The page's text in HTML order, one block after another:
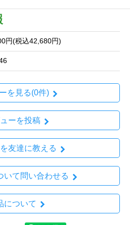
円(税込42,680円)
を見る(0件)
ーを投稿
友達に教える
いて問い合わせる
について